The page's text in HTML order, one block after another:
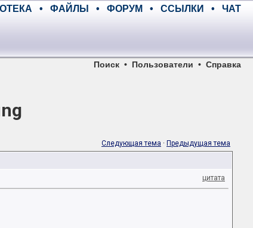
• ФАЙЛЫ • ФОРУМ • ССЫЛКИ • ЧАТ
Поиск • Пользователи • Справка
Следующая тема · Предыдущая тема
цитата